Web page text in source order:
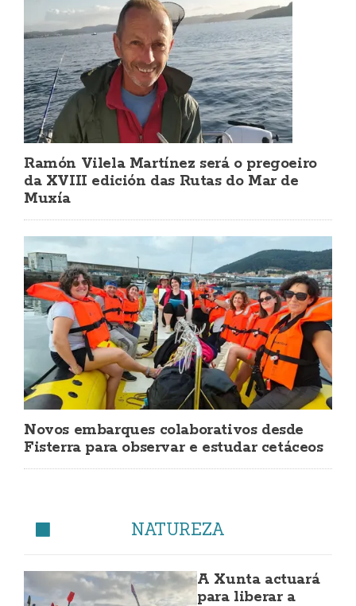
Ramón Vilela Martínez será o pregoeiro
da XVIII edición das Rutas do Mar de
Muxía
Novos embarques colaborativos desde
Fisterra para observar e estudar cetáceos
NATUREZA
A Xunta actuará
para liberar a